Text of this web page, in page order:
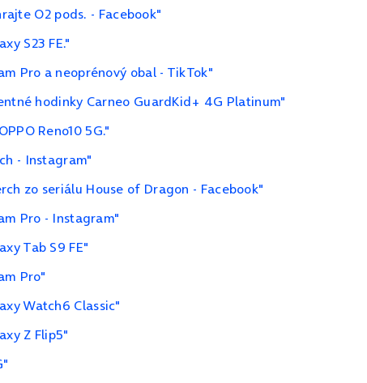
O2 pods. - Facebook"
S23 FE."
Pro a neoprénový obal - TikTok"
hodinky Carneo GuardKid+ 4G Platinum"
Reno10 5G."
- Instagram"
zo seriálu House of Dragon - Facebook"
Pro - Instagram"
Tab S9 FE"
Pro"
Watch6 Classic"
Z Flip5"